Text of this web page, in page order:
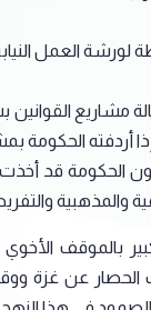
لورشة العمل
مشاريع
أردفته
الحكومة قد
والتفريط
بالموقف
عن غزة